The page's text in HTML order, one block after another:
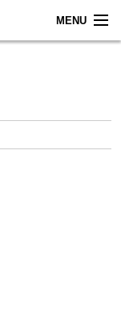
MENU